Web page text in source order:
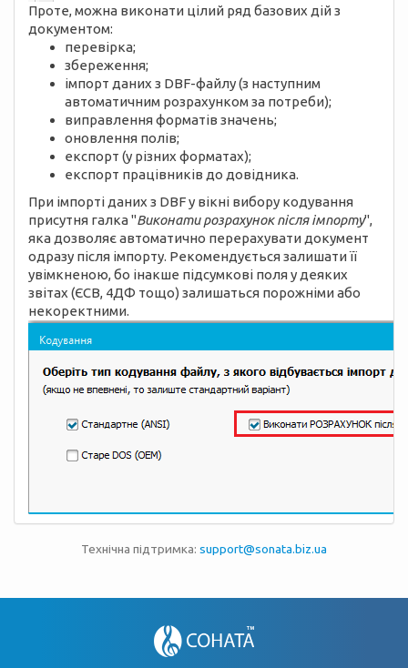
Проте, можна виконати цілий ряд базових дій з
документом:
перевірка;
збереження;
імпорт даних з DBF-файлу (з наступним
автоматичним розрахунком за потреби);
виправлення форматів значень;
оновлення полів;
експорт (у різних форматах);
експорт працівників до довідника.
При імпорті даних з DBF у вікні вибору кодування
присутня галка "Виконати розрахунок після імпорту",
яка дозволяє автоматично перерахувати документ
одразу після імпорту. Рекомендується залишати її
увімкненою, бо інакше підсумкові поля у деяких
звітах (ЄСВ, 4ДФ тощо) залишаться порожніми або
некоректними.
Технічна підтримка: support@sonata.biz.ua